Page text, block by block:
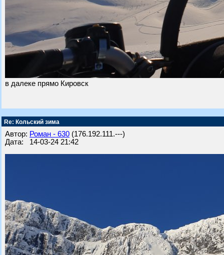
в далеке прямо Кировск
Re: Кольский зима
Автор: Роман - 630 (176.192.111.---)
Дата: 14-03-24 21:42